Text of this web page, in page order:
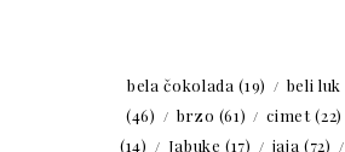
bela čokolada (19) beli luk
(46)
brzo (61) cimet(22)
(14)
Jabuke (17) jaja (72)